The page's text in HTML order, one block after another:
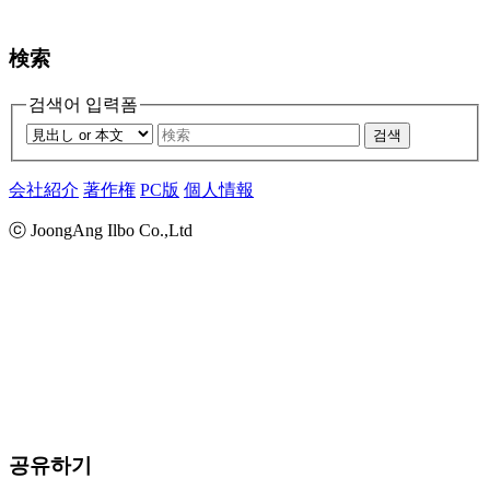
検索
검색어 입력폼
검색
会社紹介 著作権 PC版 個人情報
ⓒ JoongAng Ilbo Co.,Ltd
공유하기